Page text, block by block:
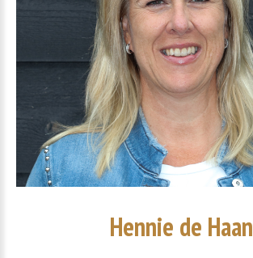
Hennie de Haan